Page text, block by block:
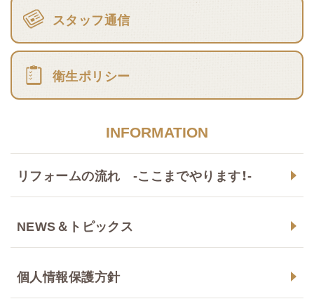
スタッフ通信
衛生ポリシー
INFORMATION
リフォームの流れ -ここまでやります！-
NEWS＆トピックス
個人情報保護方針